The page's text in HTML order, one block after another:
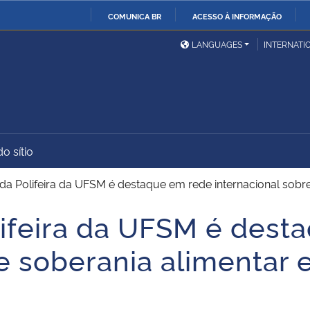
COMUNICA BR ACESSO À INFORMAÇÃO
Ministério da Defesa
Ministério das Relações
Exteriores
Ministério do
Desenvolvimento Regional
Advocacia-Geral da União Banco Central do Brasil
LANGUAGES
sítio
Polifeira da UFSM é destaque em rede internacional
da UFSM é
soberania alimentar